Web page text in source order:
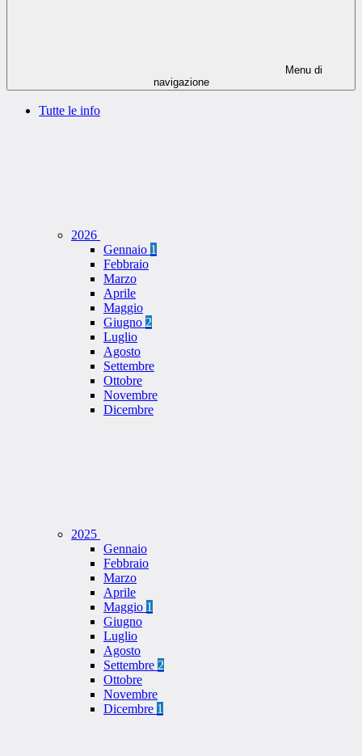
Menu di
navigazione
Tutte le info
2026
Gennaio 1
Febbraio
Marzo
Aprile
Maggio
Giugno 2
Luglio
Agosto
Settembre
Ottobre
Novembre
Dicembre
2025
Gennaio
Febbraio
Marzo
Aprile
Maggio 1
Giugno
Luglio
Agosto
Settembre 2
Ottobre
Novembre
Dicembre 1